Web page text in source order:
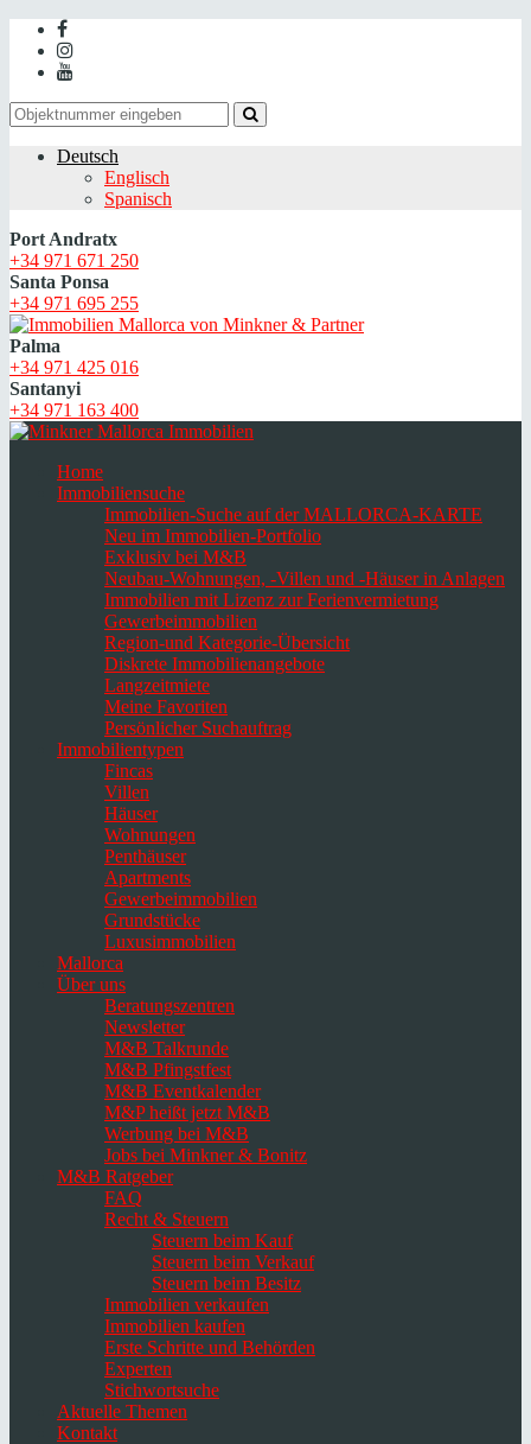
Deutsch
Englisch
Spanisch
Port Andratx
+34 971 671 250
Santa Ponsa
+34 971 695 255
Palma
+34 971 425 016
Santanyi
+34 971 163 400
Home
Immobiliensuche
Immobilien-Suche auf der MALLORCA-KARTE
Neu im Immobilien-Portfolio
Exklusiv bei M&B
Neubau-Wohnungen, -Villen und -Häuser in Anlagen
Immobilien mit Lizenz zur Ferienvermietung
Gewerbeimmobilien
Region-und Kategorie-Übersicht
Diskrete Immobilienangebote
Langzeitmiete
Meine Favoriten
Persönlicher Suchauftrag
Immobilientypen
Fincas
Villen
Häuser
Wohnungen
Penthäuser
Apartments
Gewerbeimmobilien
Grundstücke
Luxusimmobilien
Mallorca
Über uns
Beratungszentren
Newsletter
M&B Talkrunde
M&B Pfingstfest
M&B Eventkalender
M&P heißt jetzt M&B
Werbung bei M&B
Jobs bei Minkner & Bonitz
M&B Ratgeber
FAQ
Recht & Steuern
Steuern beim Kauf
Steuern beim Verkauf
Steuern beim Besitz
Immobilien verkaufen
Immobilien kaufen
Erste Schritte und Behörden
Experten
Stichwortsuche
Aktuelle Themen
Kontakt